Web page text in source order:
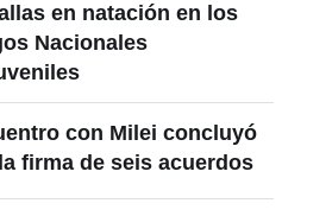
en natación en los
Nacionales
con Milei concluyó
firma de seis acuerdos